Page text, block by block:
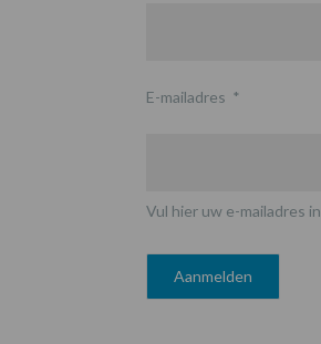
E-mailadres *
Vul hier uw e-mailadres in